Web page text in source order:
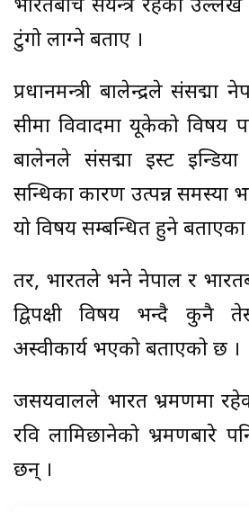
भारतबीच संयन्त्र रहेको उल्लेख
टुंगो लाग्ने बताए ।
प्रधानमन्त्री बालेन्द्रले संसद्मा
सीमा विवादमा यूकेको विषय
बालेनले संसद्मा इस्ट
सन्धिका कारण उत्पन्न
यो विषय सम्बन्धित हुने बताएका
तर, भारतले भने नेपाल र
द्विपक्षी विषय भन्दै कुनै
अस्वीकार्य भएको बताएको छ ।
जसयवालले भारत भ्रमणमा
रवि लामिछानेको भ्रमणबारे
छन् ।